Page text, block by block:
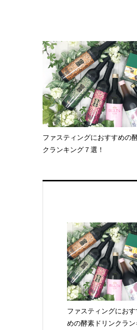
ファスティングにおすすめの
クランキング７選！
ファスティングにおす
めの酵素ドリンクラン